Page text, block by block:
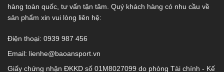
hàng toàn quốc, tư vấn tận tâm. Quý khách hàng có nhu cầu về
sản phẩm xin vui lòng liên hệ:
Điện thoại: 0939 987 456
Email: lienhe@baoansport.vn
Giấy chứng nhận ĐKKD số 01M8027099 do phòng Tài chính - Kế